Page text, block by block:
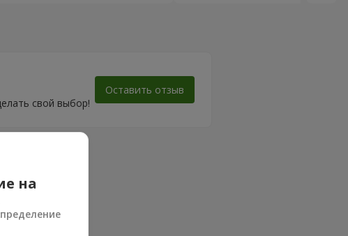
свой выбор!
Оставить отзыв
на